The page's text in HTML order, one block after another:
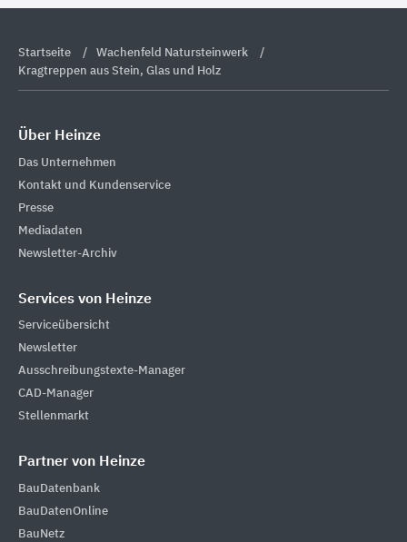
Startseite
Wachenfeld Natursteinwerk
Kragtreppen aus Stein, Glas und Holz
Über Heinze
Das Unternehmen
Kontakt und Kundenservice
Presse
Mediadaten
Newsletter-Archiv
Services von Heinze
Serviceübersicht
Newsletter
Ausschreibungstexte-Manager
CAD-Manager
Stellenmarkt
Partner von Heinze
BauDatenbank
BauDatenOnline
BauNetz